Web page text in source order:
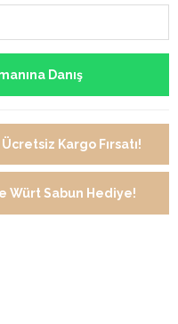
Danış
Kargo Fırsatı!
Würt Sabun Hediye!